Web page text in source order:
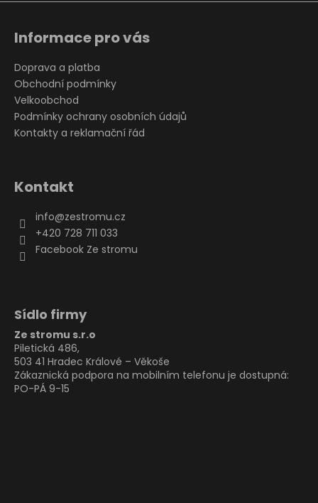
Informace pro vás
Doprava a platba
Obchodní podmínky
Velkoobchod
Podmínky ochrany osobních údajů
Kontakty a reklamační řád
Kontakt
info@zestromu.cz
+420 728 711 033
Facebook Ze stromu
Sídlo firmy
Ze stromu s.r.o
Piletická 486,
503 41 Hradec Králové – Věkoše
Zákaznická podpora na mobilním telefonu je dostupná:
PO-PÁ 9-15